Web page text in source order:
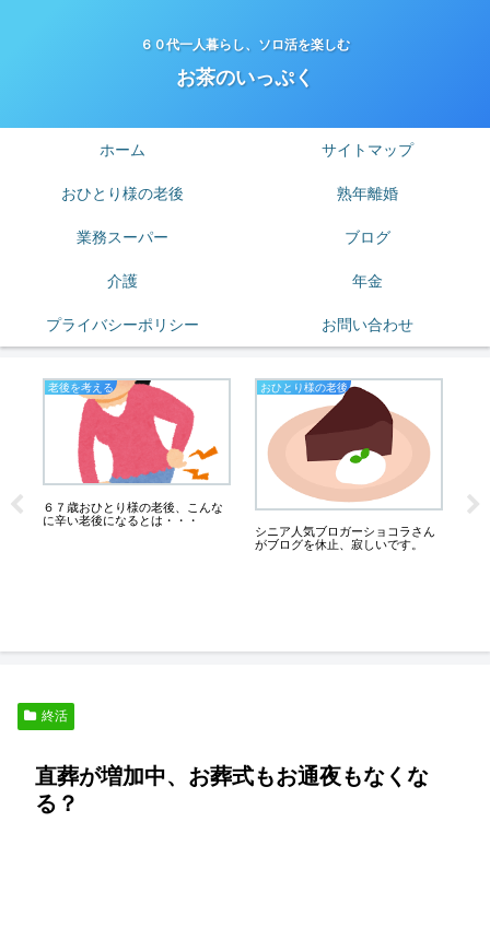
６０代一人暮らし、ソロ活を楽しむ
お茶のいっぷく
ホーム サイトマップ
おひとり様の老後 熟年離婚
業務スーパー ブログ
介護 年金
プライバシーポリシー お問い合わせ
老後を考える
６７歳おひとり様の老後、こんな
に辛い老後になるとは・・・
おひとり様の老後
シニア人気ブロガーショコラさん
がブログを休止、寂しいです。
消
終活
直葬が増加中、お葬式もお通夜もなくな
る？